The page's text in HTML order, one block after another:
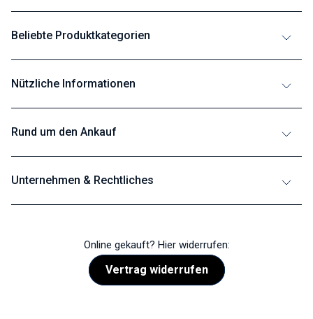
Beliebte Produktkategorien
Nützliche Informationen
Rund um den Ankauf
Unternehmen & Rechtliches
Online gekauft? Hier widerrufen:
Vertrag widerrufen